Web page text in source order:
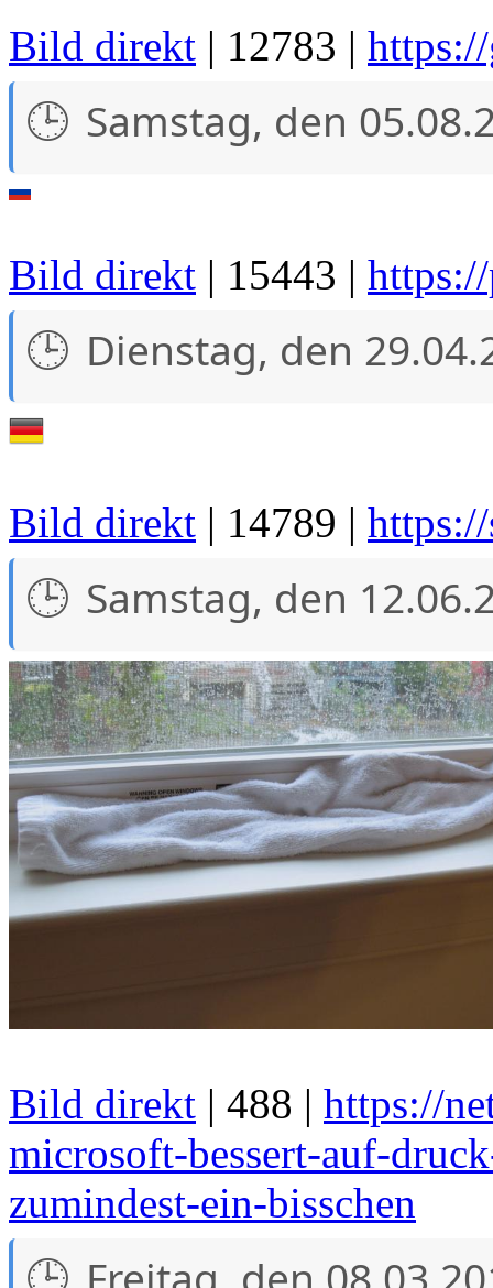
Bild direkt | 12783 |
Samstag, den
Bild direkt | 15443 |
Dienstag, den
Bild direkt | 14789 |
Samstag, den
Bild direkt | 488 | https://
microsoft-bessert-auf-
zumindest-ein-bisschen